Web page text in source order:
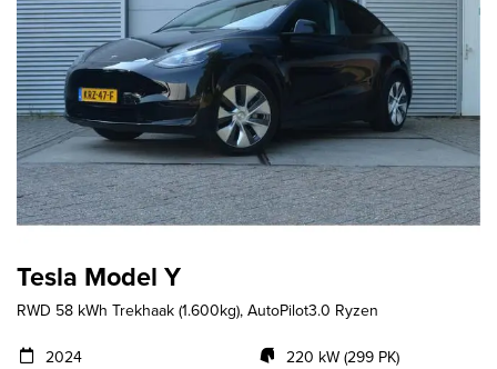
Tesla Model Y
RWD 58 kWh Trekhaak (1.600kg), AutoPilot3.0 Ryzen
2024
220 kW (299 PK)